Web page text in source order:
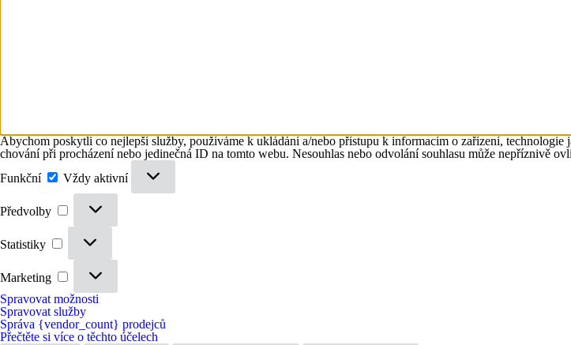
Abychom poskytli co nejlepší služby, používáme k ukládání a/nebo přístupu k informacím o zařízení,
chování při procházení nebo jedinečná ID na tomto webu. Nesouhlas nebo odvolání souhlasu může nepříznivě
Funkční
Vždy aktivní
Předvolby
Předvolby
Statistiky
Statistiky
Marketing
Marketing
Spravovat možnosti
Spravovat služby
Správa {vendor_count} prodejců
Přečtěte si více o těchto účelech